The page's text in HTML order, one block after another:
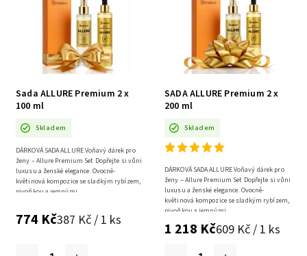
Sada ALLURE Premium 2 x
100 ml
Skladem
774 Kč387 Kč / 1 ks
DÁRKOVÁ SADA ALLURE Voňavý dárek pro
ženy – Allure Premium Set Dopřejte si vůni
luxusu a ženské elegance. Ovocně-
květinová kompozice se sladkým rybízem,
pivoňkou a jemnými...
SADA ALLURE Premium 2 x
200 ml
Skladem
1 218 Kč609 Kč / 1 ks
DÁRKOVÁ SADA ALLURE Voňavý dárek pro
ženy – Allure Premium Set Dopřejte si vůni
luxusu a ženské elegance. Ovocně-
květinová kompozice se sladkým rybízem,
pivoňkou a jemnými...